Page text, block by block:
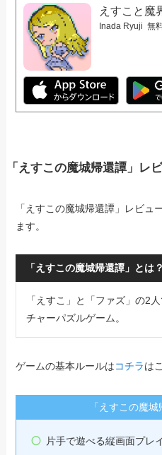
えすこと魔
Inada Ryuji 無
「えすこの魔城帰還譚」レ
「えすこの魔城帰還譚」レビュ
ます。
「えすこの魔城帰還譚」とは
「えすこ」と「ファズ」の2
チャーパズルゲーム。
ゲームの基本ルールはコチラは
「えすこの魔
片手で遊べる縦画面プレ